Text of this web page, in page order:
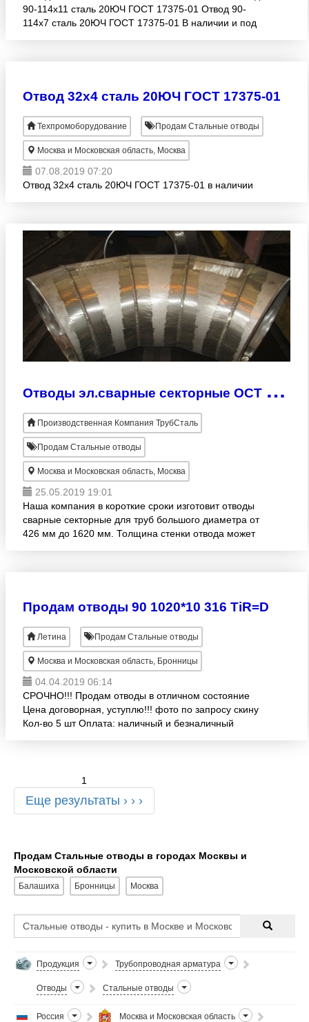
90-114х11 сталь 20ЮЧ ГОСТ 17375-01 Отвод 90-
114х7 сталь 20ЮЧ ГОСТ 17375-01 В наличии и под
Отвод 32х4 сталь 20ЮЧ ГОСТ 17375-01
Техпромоборудование Продам Стальные отводы
Москва и Московская область, Москва
07.08.2019 07:20
Отвод 32х4 сталь 20ЮЧ ГОСТ 17375-01 в наличии
О
тводы эл.сварные секторные ОСТ 34 10.752-97
Производственная Компания ТрубСталь
Продам Стальные отводы
Москва и Московская область, Москва
25.05.2019 19:01
Наша компания в короткие сроки изготовит отводы
сварные секторные для труб большого диаметра от
426 мм до 1620 мм. Толщина стенки отвода может
Продам отводы 90 1020*10 316 TiR=D
Летина Продам Стальные отводы
Москва и Московская область, Бронницы
04.04.2019 06:14
СРОЧНО!!! Продам отводы в отличном состояние
Цена договорная, уступлю!!! фото по запросу скину
Кол-во 5 шт Оплата: наличный и безналичный
1
Еще результаты › › ›
Продам Стальные отводы в городах Москвы и
Московской области
Балашиха Бронницы Москва
Продукция Трубопроводная арматура
Отводы Стальные отводы
Россия Москва и Московская область